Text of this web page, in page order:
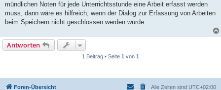
mündlichen Noten für jede Unterrichtsstunde eine Arbeit erfasst werden
muss, dann wäre es hilfreich, wenn der Dialog zur Erfassung von Arbeiten
beim Speichern nicht geschlossen werden würde.
Antworten
1 Beitrag • Seite 1 von 1
Foren-Übersicht Alle Zeiten sind UTC+02:00